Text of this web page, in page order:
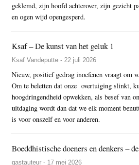
geklemd, zijn hoofd achterover, zijn gezicht
en ogen wijd opengesperd.
Ksaf – De kunst van het geluk 1
Ksaf Vandeputte - 22 juli 2026
Nieuw, positief gedrag inoefenen vraagt om
Om te beletten dat onze overtuiging slinkt,
hoogdringendheid opwekken, als besef van
uitdaging wordt dan dat we elk moment
is voor onszelf en voor anderen.
Boeddhistische doeners en denkers –
gastauteur - 17 mei 2026